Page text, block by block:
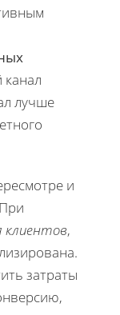
канал
лучше
и
клиентов,
затраты